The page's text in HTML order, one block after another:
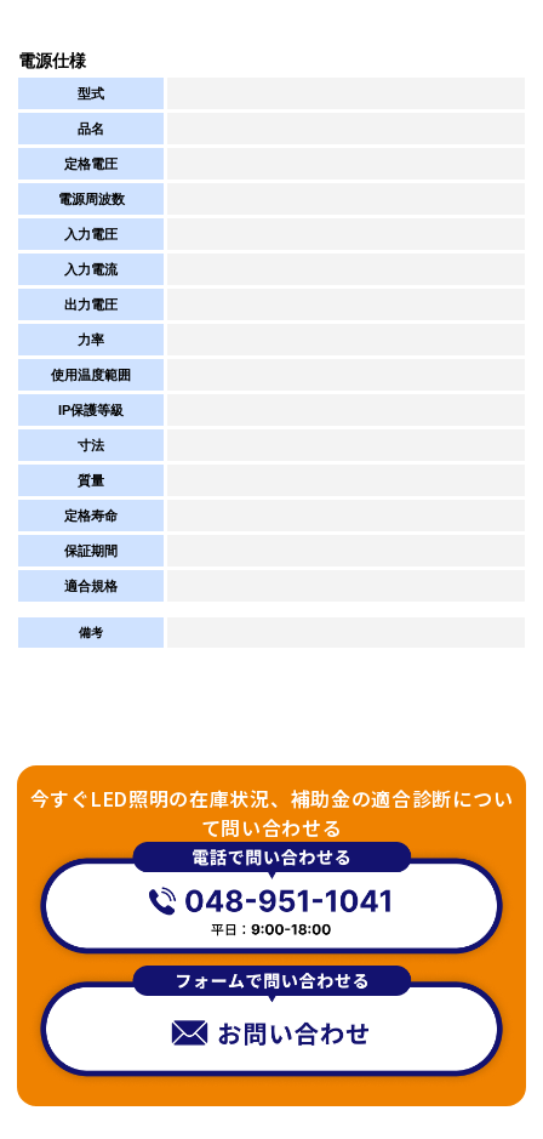
電源仕様
型式
品名
定格電圧
電源周波数
入力電圧
入力電流
出力電圧
力率
使用温度範囲
IP保護等級
寸法
質量
定格寿命
保証期間
適合規格
備考
今すぐLED照明の在庫状況、補助金の適合診断につい
て問い合わせる